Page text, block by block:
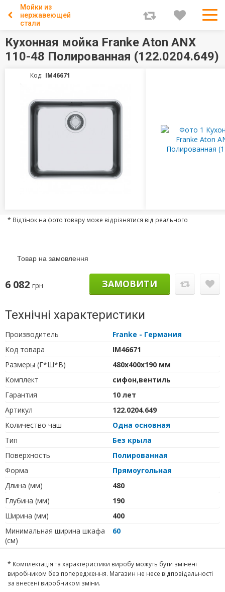
Мойки из
нержавеющей
стали
Кухонная мойка Franke Aton ANX
110-48 Полированная (122.0204.649)
Код: IM46671
* Відтінок на фото товару може відрізнятися від реального
Товар на замовлення
6 082 грн ЗАМОВИТИ
Технічні характеристики
Производитель
Franke - Германия
Код товара
IM46671
Размеры (Г*Ш*В)
480х400х190 мм
Комплект
сифон,вентиль
Гарантия
10 лет
Артикул
122.0204.649
Количество чаш
Одна основная
Тип
Без крыла
Поверхность
Полированная
Форма
Прямоугольная
Длина (мм)
480
Глубина (мм)
190
Ширина (мм)
400
Минимальная ширина шкафа
(см)
60
* Комплектація та характеристики виробу можуть бути змінені
виробником без попередження. Магазин не несе відповідальності
за внесені виробником зміни.